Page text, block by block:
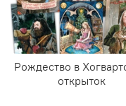
Рождество в
открыток